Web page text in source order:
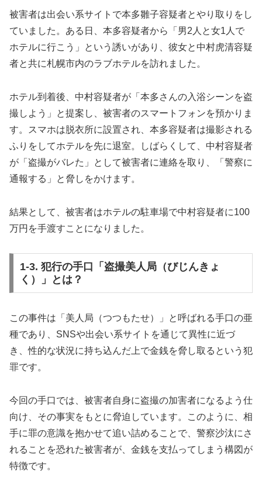
被害者は出会い系サイトで本多雛子容疑者とやり取りをし
ていました。ある日、本多容疑者から「男2人と女1人で
ホテルに行こう」という誘いがあり、彼女と中村虎清容疑
者と共に札幌市内のラブホテルを訪れました。
ホテル到着後、中村容疑者が「本多さんの入浴シーンを盗
撮しよう」と提案し、被害者のスマートフォンを預かりま
す。スマホは脱衣所に設置され、本多容疑者は撮影される
ふりをしてホテルを先に退室。しばらくして、中村容疑者
が「盗撮がバレた」として被害者に連絡を取り、「警察に
通報する」と脅しをかけます。
結果として、被害者はホテルの駐車場で中村容疑者に100
万円を手渡すことになりました。
1-3. 犯行の手口「盗撮美人局（びじんきょ
く）」とは？
この事件は「美人局（つつもたせ）」と呼ばれる手口の亜
種であり、SNSや出会い系サイトを通じて異性に近づ
き、性的な状況に持ち込んだ上で金銭を脅し取るという犯
罪です。
今回の手口では、被害者自身に盗撮の加害者になるよう仕
向け、その事実をもとに脅迫しています。このように、相
手に罪の意識を抱かせて追い詰めることで、警察沙汰にさ
れることを恐れた被害者が、金銭を支払ってしまう構図が
特徴です。